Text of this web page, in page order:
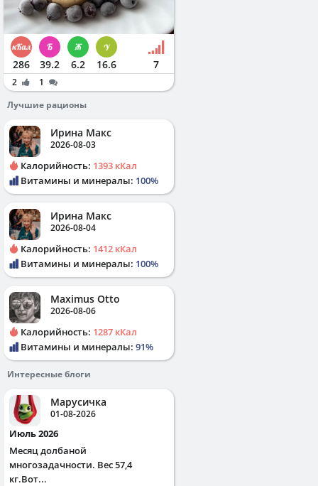
286 39.2 6.2 16.6 7
2
1
Лучшие рационы
Ирина Макс
2026-08-03
Калорийность: 1393 кКал
Витамины и минералы: 100%
Ирина Макс
2026-08-04
Калорийность: 1412 кКал
Витамины и минералы: 100%
Maximus Otto
2026-08-06
Калорийность: 1287 кКал
Витамины и минералы: 91%
Интересные блоги
Марусичка
01-08-2026
Июль 2026
Месяц долбаной
многозадачности. Вес 57,4
кг.Вот...